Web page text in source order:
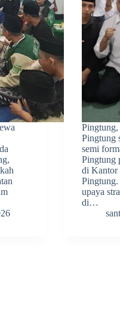
Pingtung
semi
Pingtung
di Kantor
Pingtung.
upaya
di…